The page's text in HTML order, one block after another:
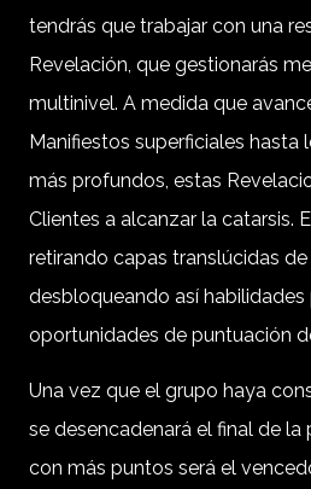
tendrás que trabajar con una
Revelación, que gestionarás
multinivel. A medida que
Manifiestos superficiales hasta
más profundos, estas
Clientes a alcanzar la catarsis.
retirando capas translúcidas de
desbloqueando así
oportunidades de puntuación
Una vez que el grupo haya
se desencadenará el final de la
con más puntos será el